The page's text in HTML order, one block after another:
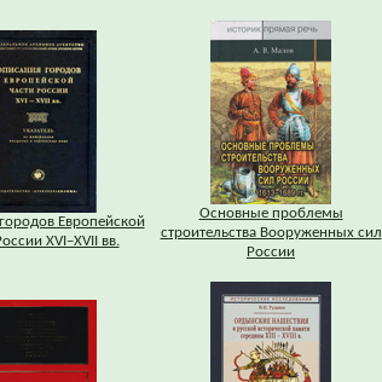
Европейской
XVI–XVII вв.
Основные проблемы
строительства Вооруженных сил
России